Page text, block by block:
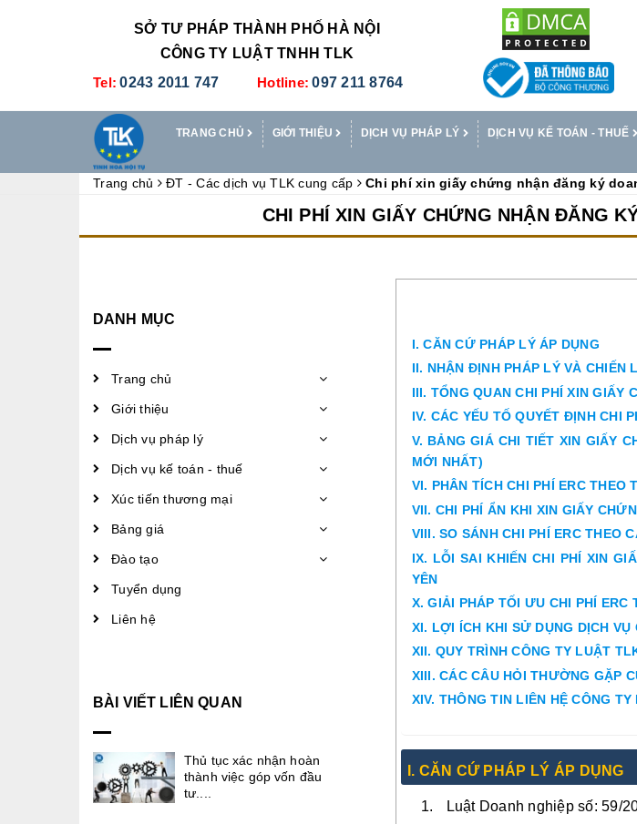
SỞ TƯ PHÁP THÀNH PHỐ HÀ NỘI
CÔNG TY LUẬT TNHH TLK
Tel: 0243 2011 747 Hotline: 097 211 8764
TRANG CHỦ GIỚI THIỆU DỊCH VỤ PHÁP LÝ DỊCH VỤ KẾ TOÁN - THUẾ
Trang chủ ĐT - Các dịch vụ TLK cung cấp Chi phí xin giấy chứng nhận đăng ký
CHI PHÍ XIN GIẤY CHỨNG NHẬN ĐĂNG
I. CĂN CỨ PHÁP LÝ ÁP DỤNG
II. NHẬN ĐỊNH PHÁP LÝ VÀ CHIẾN
III. TỔNG QUAN CHI PHÍ XIN GIẤY
IV. CÁC YẾU TỐ QUYẾT ĐỊNH CHI
V. BẢNG GIÁ CHI TIẾT XIN GIẤY
MỚI NHẤT)
VI. PHÂN TÍCH CHI PHÍ ERC THEO
VII. CHI PHÍ ẨN KHI XIN GIẤY
VIII. SO SÁNH CHI PHÍ ERC THEO
IX. LỖI SAI KHIẾN CHI PHÍ XIN
YÊN
X. GIẢI PHÁP TỐI ƯU CHI PHÍ ERC
XI. LỢI ÍCH KHI SỬ DỤNG DỊCH
XII. QUY TRÌNH CÔNG TY LUẬT
XIII. CÁC CÂU HỎI THƯỜNG GẶP
XIV. THÔNG TIN LIÊN HỆ CÔNG
I. CĂN CỨ PHÁP LÝ ÁP DỤNG
Luật Doanh nghiệp số: 59/
DANH MỤC
Trang chủ
Giới thiệu
Dịch vụ pháp lý
Dịch vụ kế toán - thuế
Xúc tiến thương mại
Bảng giá
Đào tạo
Tuyển dụng
Liên hệ
BÀI VIẾT LIÊN QUAN
Thủ tục xác nhận hoàn
thành việc góp vốn đầu
tư....